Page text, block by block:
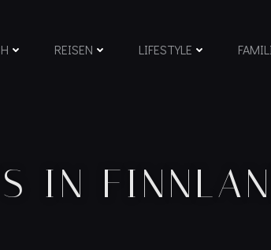
REISEN LIFESTYLE
IN